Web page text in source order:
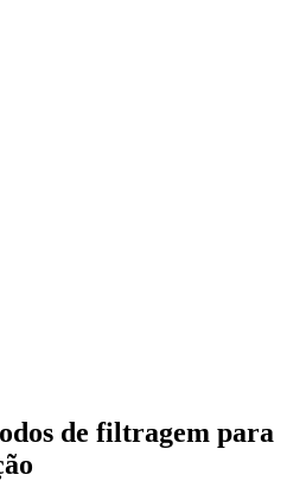
de filtragem para